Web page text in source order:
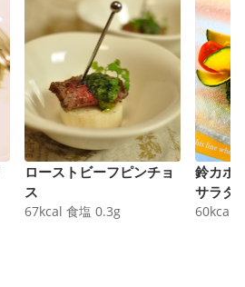
ローストビーフピンチョ
ス
67kcal 食塩 0.3g
鈴カボ
サラダ
60kcal